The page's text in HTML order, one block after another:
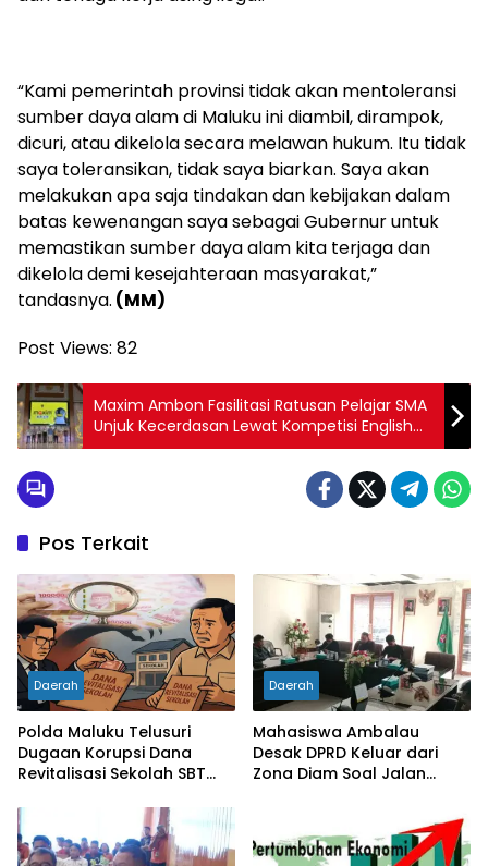
“Kami pemerintah provinsi tidak akan mentoleransi
sumber daya alam di Maluku ini diambil, dirampok,
dicuri, atau dikelola secara melawan hukum. Itu tidak
saya toleransikan, tidak saya biarkan. Saya akan
melakukan apa saja tindakan dan kebijakan dalam
batas kewenangan saya sebagai Gubernur untuk
memastikan sumber daya alam kita terjaga dan
dikelola demi kesejahteraan masyarakat,”
tandasnya. (MM)
Post Views: 82
Maxim Ambon Fasilitasi Ratusan Pelajar SMA
Unjuk Kecerdasan Lewat Kompetisi English
Brain Games
Pos Terkait
Daerah
Polda Maluku Telusuri
Dugaan Korupsi Dana
Revitalisasi Sekolah SBT
Diperiksa
Daerah
Mahasiswa Ambalau
Desak DPRD Keluar dari
Zona Diam Soal Jalan